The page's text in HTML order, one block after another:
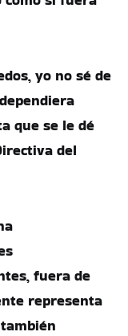
yo no sé de
que se le dé
del
fuera de
representa